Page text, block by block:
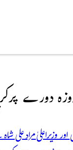
دورے پر
مراد علی